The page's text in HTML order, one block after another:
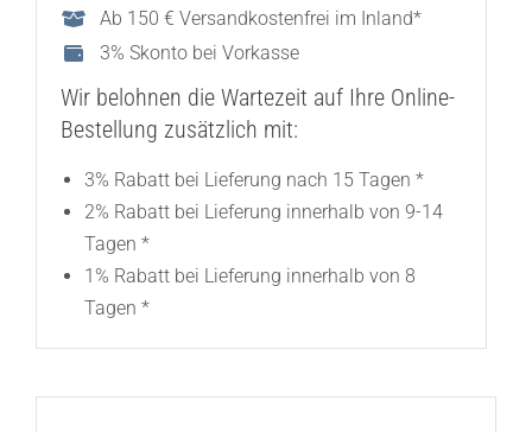
Ab 150 € Versandkostenfrei im Inland*
3% Skonto bei Vorkasse
Wir belohnen die Wartezeit auf Ihre Online-
Bestellung zusätzlich mit:
3% Rabatt bei Lieferung nach 15 Tagen *
2% Rabatt bei Lieferung innerhalb von 9-14
Tagen *
1% Rabatt bei Lieferung innerhalb von 8
Tagen *